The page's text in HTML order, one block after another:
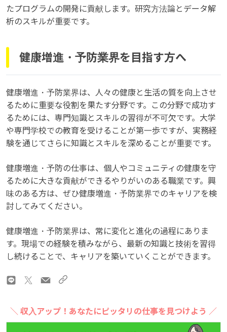
たプログラムの開発に貢献します。研究方法論とデータ解
析のスキルが重要です。
健康増進・予防業界を目指す方へ
健康増進・予防業界は、人々の健康と生活の質を向上させ
るために重要な役割を果たす分野です。この分野で成功す
るためには、専門知識とスキルの習得が不可欠です。大学
や専門学校での教育を受けることが第一歩ですが、実務経
験を通じてさらに知識とスキルを深めることが重要です。
健康増進・予防の仕事は、個人やコミュニティの健康を守
るために大きな貢献ができるやりがいのある職業です。興
味のある方は、ぜひ健康増進・予防業界でのキャリアを検
討してみてください。
健康増進・予防業界は、常に変化と進化の過程にありま
す。現場での経験を積みながら、最新の知識と技術を習得
し続けることで、キャリアを築いていくことができます。
＼ 収入アップ！あなたにピッタリの仕事を見つけよう ／